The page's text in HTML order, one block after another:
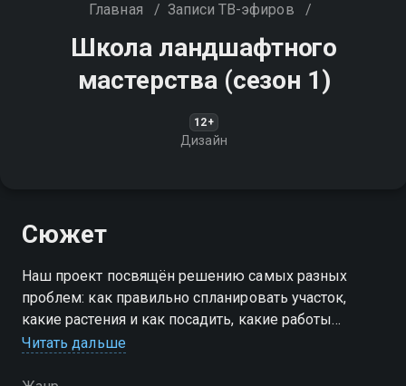
Главная / Записи ТВ-эфиров /
Школа ландшафтного
мастерства (сезон 1)
12+
Дизайн
Сюжет
Наш проект посвящён решению самых разных
проблем: как правильно спланировать участок,
какие растения и как посадить, какие работы
выполнять своевременно и грамотно. Мы научим
Читать дальше